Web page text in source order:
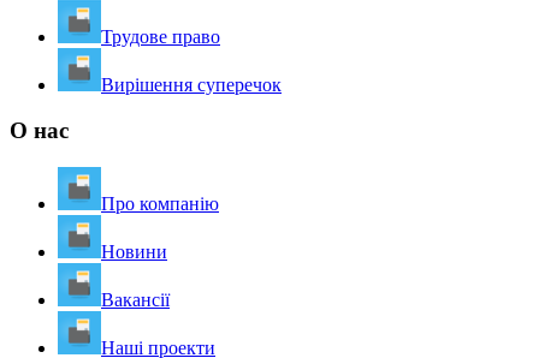
Трудове право
Вирішення суперечок
О нас
Про компанію
Новини
Вакансії
Наші проекти